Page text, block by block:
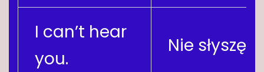
I can’t hear
you.
Nie słyszę